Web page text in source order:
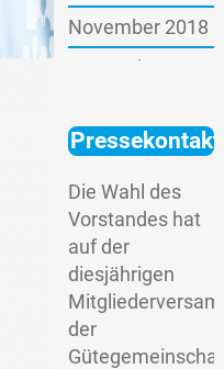
November 2018
September 2018
Dezember 2017
Oktober 2017
Mai 2017
April 2017
Pressekontakt
Die Wahl des
Vorstandes hat
auf der
diesjährigen
der